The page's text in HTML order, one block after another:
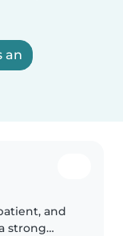
an
and
strong